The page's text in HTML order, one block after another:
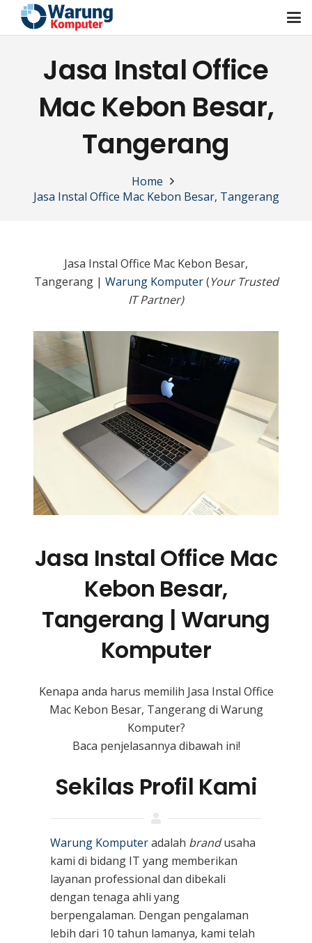
Jasa Instal Office
Mac Kebon Besar,
Tangerang
Home
Jasa Instal Office Mac Kebon Besar, Tangerang
Jasa Instal Office Mac Kebon Besar,
Tangerang | Warung Komputer(Your Trusted
IT Partner)
Jasa Instal Office Mac
Kebon Besar,
Tangerang | Warung
Komputer
Kenapa anda harus memilih Jasa Instal Office
Mac Kebon Besar, Tangerang di Warung
Komputer?
Baca penjelasannya dibawah ini!
Sekilas Profil Kami
Warung Komputeradalah brandusaha
kami di bidang IT yang memberikan
layanan professional dan dibekali
dengan tenaga ahli yang
berpengalaman. Dengan pengalaman
lebih dari 10 tahun lamanya, kami telah